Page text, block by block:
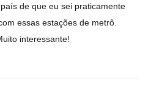
de que eu sei praticamente
essas estações de metrô.
interessante!